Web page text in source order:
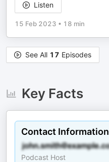
Listen
15 Feb 2023 • 18 min
See All 17 Episodes
Key Facts
Contact Information
Podcast Host